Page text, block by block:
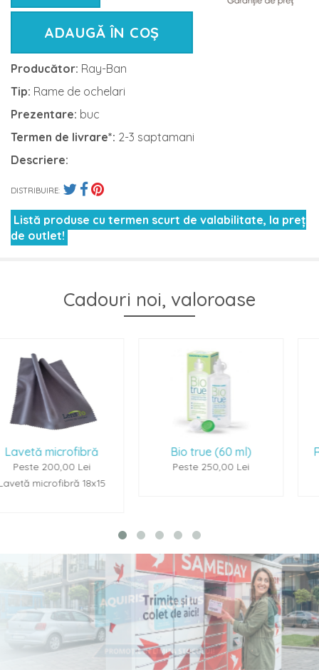
ADAUGĂ ÎN COȘ
Producător: Ray-Ban
Tip: Rame de ochelari
Prezentare: buc
Termen de livrare*: 2-3 saptamani
Descriere:
DISTRIBUIRE:
Listă produse cu termen scurt de valabilitate, la preț
de outlet!
Cadouri noi, valoroase
Bio true (60 ml)
Peste 250,00 Lei
Renu Multiplus
Peste 250,00